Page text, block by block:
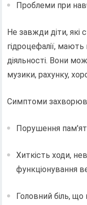
Проблеми при
Не завжди діти, які
гідроцефалії, мають
діяльності. Вони
музики, рахунку,
Симптоми
Порушення
Хиткість ходи,
функціонування
Головний біль,